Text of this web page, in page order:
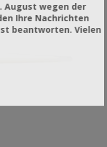
August wegen der
Ihre Nachrichten
beantworten. Vielen